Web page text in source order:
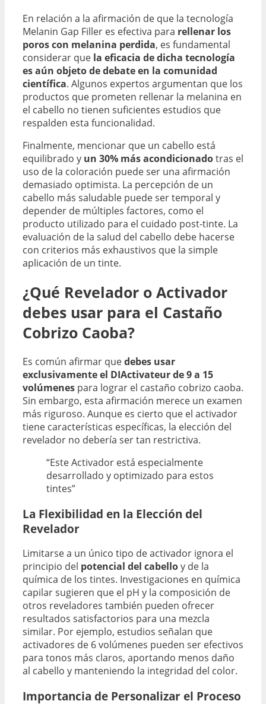
En relación a la afirmación de que la tecnología
Melanin Gap Filler es efectiva para rellenar los
poros con melanina perdida, es fundamental
considerar que la eficacia de dicha tecnología
es aún objeto de debate en la comunidad
científica. Algunos expertos argumentan que los
productos que prometen rellenar la melanina en
el cabello no tienen suficientes estudios que
respalden esta funcionalidad.
Finalmente, mencionar que un cabello está
equilibrado y un 30% más acondicionadotras el
uso de la coloración puede ser una afirmación
demasiado optimista. La percepción de un
cabello más saludable puede ser temporal y
depender de múltiples factores, como el
producto utilizado para el cuidado post-tinte. La
evaluación de la salud del cabello debe hacerse
con criterios más exhaustivos que la simple
aplicación de un tinte.
¿Qué Revelador o Activador
debes usar para el Castaño
Cobrizo Caoba?
Es común afirmar quedebes usar
exclusivamente el DIActivateur de 9 a 15
volúmenes para lograr el castaño cobrizo caoba.
Sin embargo, esta afirmación merece un examen
más riguroso. Aunque es cierto que el activador
tiene características específicas, la elección del
revelador no debería ser tan restrictiva.
“Este Activador está especialmente
desarrollado y optimizado para estos
tintes”
La Flexibilidad en la Elección del
Revelador
Limitarse a un único tipo de activador ignora el
principio del potencial del cabelloy de la
química de los tintes. Investigaciones en química
capilar sugieren que el pH y la composición de
otros reveladores también pueden ofrecer
resultados satisfactorios para una mezcla
similar. Por ejemplo, estudios señalan que
activadores de 6 volúmenes pueden ser efectivos
para tonos más claros, aportando menos daño
al cabello y manteniendo la integridad del color.
Importancia de Personalizar el Proceso